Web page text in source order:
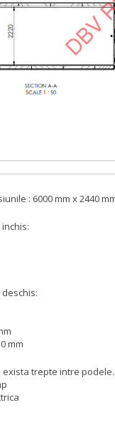
: 6000 mm x 2440
mm
trepte intre podele.